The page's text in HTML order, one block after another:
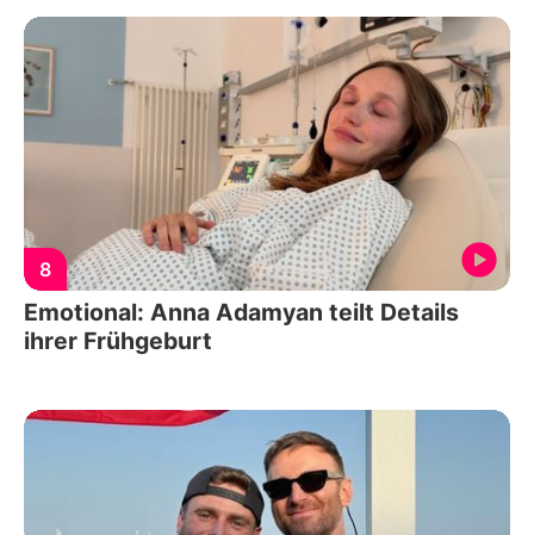
8
Emotional: Anna Adamyan teilt Details
ihrer Frühgeburt